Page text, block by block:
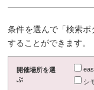
条件を選んで「検索
することができます。
開催場所を選
ぶ
シ